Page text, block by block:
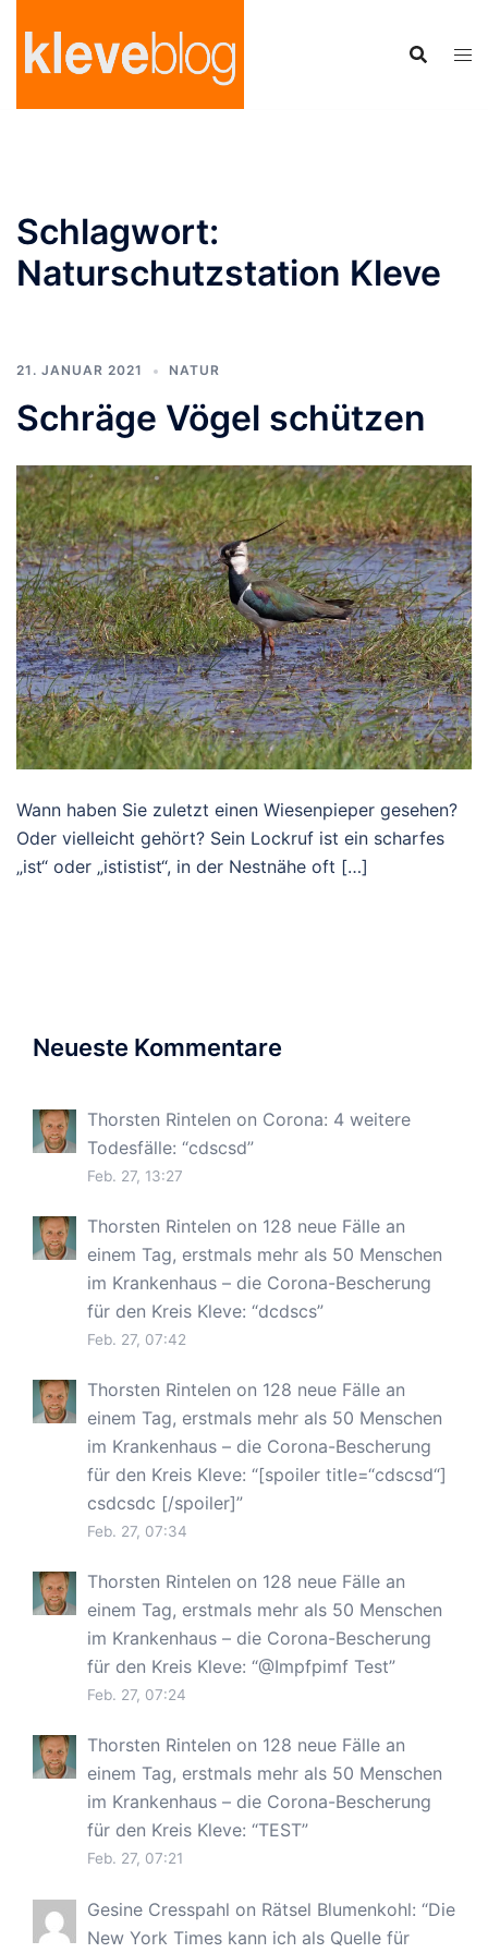
Inhalt
springen
Schlagwort:
Naturschutzstation Kleve
21. JANUAR 2021 NATUR
Schräge Vögel schützen
Wann haben Sie zuletzt einen Wiesenpieper gesehen?
Oder vielleicht gehört? Sein Lockruf ist ein scharfes
„ist“ oder „ististist“, in der Nestnähe oft […]
Neueste Kommentare
Thorsten Rintelen on Corona: 4 weitere
Todesfälle: “cdscsd”
Feb. 27, 13:27
Thorsten Rintelen on 128 neue Fälle an
einem Tag, erstmals mehr als 50 Menschen
im Krankenhaus – die Corona-Bescherung
für den Kreis Kleve: “dcdscs”
Feb. 27, 07:42
Thorsten Rintelen on 128 neue Fälle an
einem Tag, erstmals mehr als 50 Menschen
im Krankenhaus – die Corona-Bescherung
für den Kreis Kleve: “[spoiler title=“cdscsd“]
csdcsdc [/spoiler]”
Feb. 27, 07:34
Thorsten Rintelen on 128 neue Fälle an
einem Tag, erstmals mehr als 50 Menschen
im Krankenhaus – die Corona-Bescherung
für den Kreis Kleve: “@Impfpimf Test”
Feb. 27, 07:24
Thorsten Rintelen on 128 neue Fälle an
einem Tag, erstmals mehr als 50 Menschen
im Krankenhaus – die Corona-Bescherung
für den Kreis Kleve: “TEST”
Feb. 27, 07:21
Gesine Cresspahl on Rätsel Blumenkohl: “Die
New York Times kann ich als Quelle für